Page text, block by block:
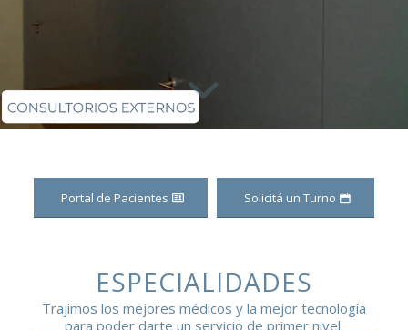
Portal de Pacientes Solicitá un Turno
ESPECIALIDADES
Trajimos los mejores médicos y la mejor tecnología
para poder darte un servicio de primer nivel.